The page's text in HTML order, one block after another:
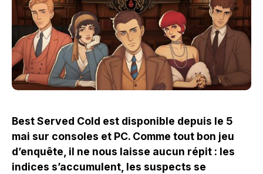
Best Served Cold est disponible depuis le 5
mai sur consoles et PC. Comme tout bon jeu
d’enquête, il ne nous laisse aucun répit : les
indices s’accumulent, les suspects se